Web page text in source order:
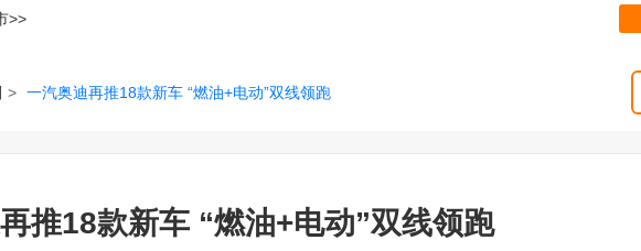
>>
> 一汽奥迪再推18款新车 “燃油+电动”双线领跑
推18款新车 “燃油+电动”双线领跑